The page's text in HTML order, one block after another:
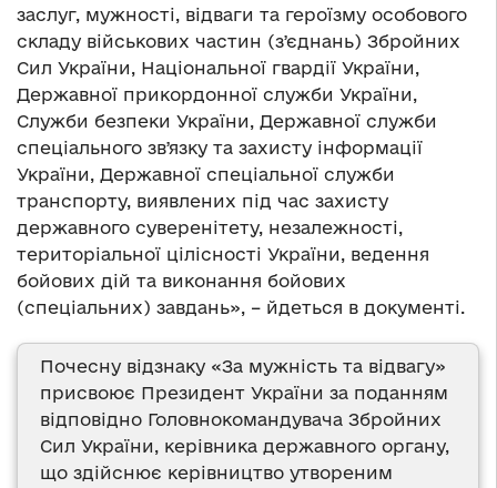
заслуг, мужності, відваги та героїзму особового
складу військових частин (зʼєднань) Збройних
Сил України, Національної гвардії України,
Державної прикордонної служби України,
Служби безпеки України, Державної служби
спеціального звʼязку та захисту інформації
України, Державної спеціальної служби
транспорту, виявлених під час захисту
державного суверенітету, незалежності,
територіальної цілісності України, ведення
бойових дій та виконання бойових
(спеціальних) завдань», – йдеться в документі.
Почесну відзнаку «За мужність та відвагу»
присвоює Президент України за поданням
відповідно Головнокомандувача Збройних
Сил України, керівника державного органу,
що здійснює керівництво утвореним